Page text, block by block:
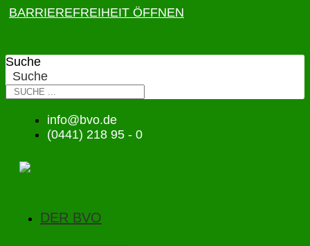
BARRIEREFREIHEIT ÖFFNEN
Suche
Suche
info@bvo.de
(0441) 218 95 - 0
DER BVO